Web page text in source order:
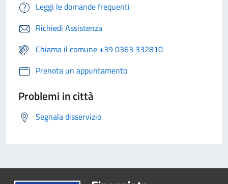
Leggi le domande frequenti
Richiedi Assistenza
Chiama il comune +39 0363 332810
Prenota un appuntamento
Problemi in città
Segnala disservizio